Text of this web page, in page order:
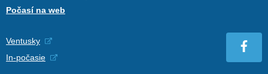
Počasí na web
Ventusky
In-počasie